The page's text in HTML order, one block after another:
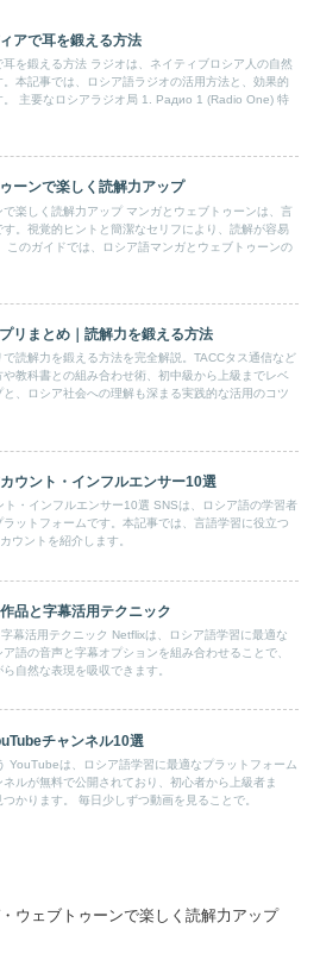
アで耳を鍛える方法
を鍛える方法 ラジオは、ネイティブロシア人の自然
本記事では、ロシア語ラジオの活用方法と、効果的
。 主要なロシアラジオ局 1. Радио 1 (Radio One) 特
ーンで楽しく読解力アップ
楽しく読解力アップ マンガとウェブトゥーンは、言
。視覚的ヒントと簡潔なセリフにより、読解が容易
このガイドでは、ロシア語マンガとウェブトゥーンの
リまとめ｜読解力を鍛える方法
読解力を鍛える方法を完全解説。TACCタス通信など
教科書との組み合わせ術、初中級から上級までレベ
、ロシア社会への理解も深まる実践的な活用のコツ
ウント・インフルエンサー10選
ト・インフルエンサー10選 SNSは、ロシア語の学習者
ットフォームです。本記事では、言語学習に役立つ
ウントを紹介します。
品と字幕活用テクニック
幕活用テクニック Netflixは、ロシア語学習に最適な
語の音声と字幕オプションを組み合わせることで、
自然な表現を吸収できます。
チャンネル10選
YouTubeは、ロシア語学習に最適なプラットフォーム
ルが無料で公開されており、初心者から上級者ま
かります。 毎日少しずつ動画を見ることで。
ウェブトゥーンで楽しく読解力アップ